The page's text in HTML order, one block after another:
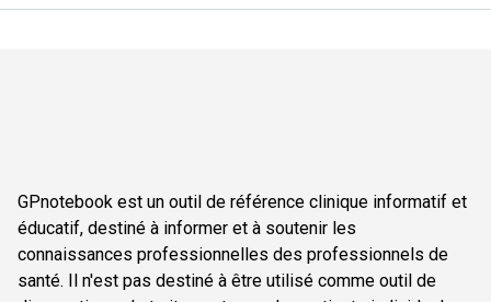
GPnotebook est un outil de référence clinique informatif et
éducatif, destiné à informer et à soutenir les
connaissances professionnelles des professionnels de
santé. Il n'est pas destiné à être utilisé comme outil de